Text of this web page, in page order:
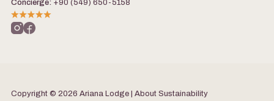
Concierge: +90 (549) 650-5158
Copyright © 2026 Ariana Lodge | About Sustainability